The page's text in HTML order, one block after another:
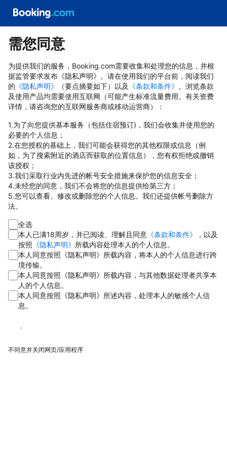
需您同意
为提供我们的服务，Booking.com需要收集和处理您的信息，并根
据监管要求发布《隐私声明》。请在使用我们的平台前，阅读我们
的 《隐私声明》 （要点摘要如下）以及 《条款和条件》 。浏览条款
及使用产品均需要使用互联网（可能产生标准流量费用。有关资费
详情，请咨询您的互联网服务商或移动运营商）：
1.为了向您提供基本服务（包括住宿预订)，我们会收集并使用您的
必要的个人信息；
2.在您授权的基础上，我们可能会获得您的其他权限或信息（例
如，为了搜索附近的酒店而获取的位置信息），您有权拒绝或撤销
该授权；
3.我们采取行业内先进的帐号安全措施来保护您的信息安全；
4.未经您的同意，我们不会将您的信息提供给第三方；
5.您可以查看、修改或删除您的个人信息。我们还提供帐号删除方
法。
全选
本人已满18周岁，并已阅读、理解且同意 《条款和条件》
，以及
按照 《隐私声明》 所载内容处理本人的个人信息。
本人同意按照《隐私声明》所载内容，将本人的个人信息进行跨
境传输。
本人同意按照《隐私声明》所载内容，与其他数据处理者共享本
人的个人信息。
本人同意按照《隐私声明》所述内容，处理本人的敏感个人信
息。
同意
不同意并关闭网页/应用程序